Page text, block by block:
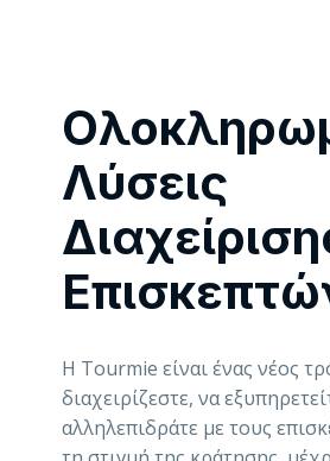
Λύσεις
Η Tourmie είναι ένας νέος
διαχειρίζεστε, να
αλληλεπιδράτε με τους